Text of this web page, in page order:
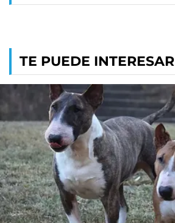
TE PUEDE INTERESAR